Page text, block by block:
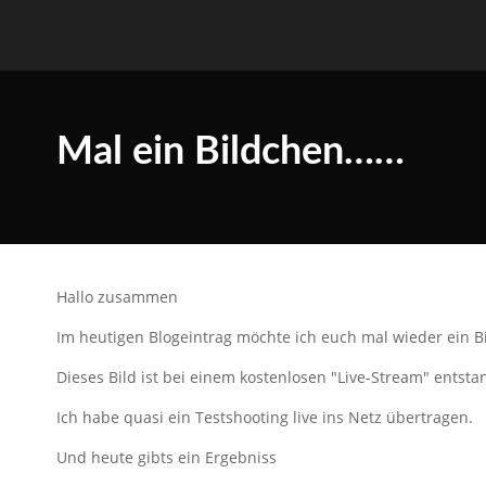
Mal ein Bildchen……
Hallo zusammen
Im heutigen Blogeintrag möchte ich euch mal wieder ein
Dieses Bild ist bei einem kostenlosen "Live-Stream"
Ich habe quasi ein Testshooting live ins Netz übertragen.
Und heute gibts ein Ergebniss